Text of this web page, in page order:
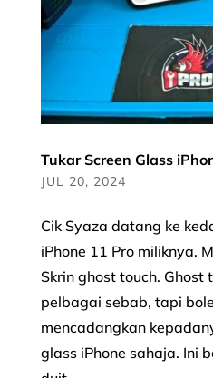
Tukar Screen Glass
JUL 20, 2024
Cik Syaza datang ke
iPhone 11 Pro miliknya.
Skrin ghost touch. Ghost
pelbagai sebab, tapi
mencadangkan
glass iPhone sahaja. Ini